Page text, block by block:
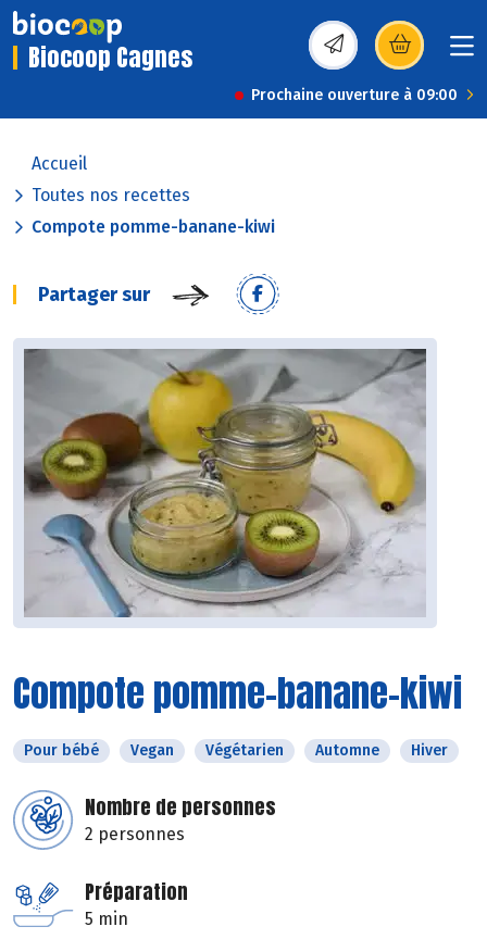
Biocoop Cagnes (s’ouvre dans une
Prochaine ouverture à 09:00
Accueil
Toutes nos recettes
Compote pomme-banane-kiwi
Partager sur
Compote pomme-banane-kiwi
Pour bébé Vegan Végétarien Automne Hiver
Nombre de personnes
2 personnes
Préparation
5 min